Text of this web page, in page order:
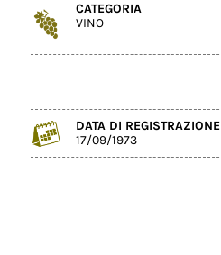
CATEGORIA
VINO
DATA DI REGISTRAZIONE
17/09/1973